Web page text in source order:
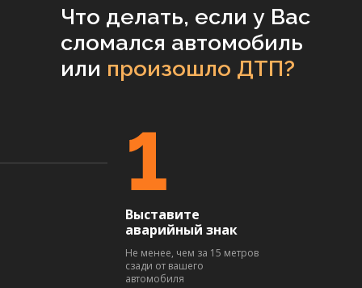
Не менее, чем за 15 метров
сзади от вашего
автомобиля
Выставите
аварийный знак
Что делать, если у Вас
сломался автомобиль
или произошло ДТП?